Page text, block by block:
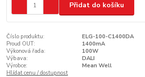
Přidat do košíku
Číslo produktu:
ELG-100-C1400DA
Proud OUT:
1400mA
Výkonová řada:
100W
Výbava:
DALI
Výrobce:
Mean Well
Hlídat cenu / dostupnost